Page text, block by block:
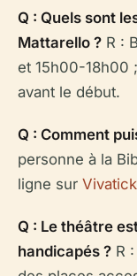
Q : Quels sont
Mattarello ? R :
et 15h00-18h00
avant le début.
Q : Comment
personne à la
ligne sur
Q : Le théâtre
handicapés ? R